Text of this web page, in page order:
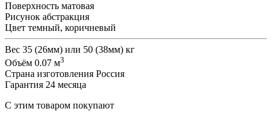
Поверхность матовая
Рисунок абстракция
Цвет темный, коричневый
Вес 35 (26мм) или 50 (38мм) кг
Объём 0.07 м3
Страна изготовления Россия
Гарантия 24 месяца
С этим товаром покупают